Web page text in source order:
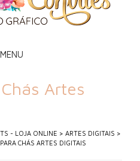
MENU
Artes
- LOJA ONLINE > ARTES DIGITAIS >
CHÁS ARTES DIGITAIS